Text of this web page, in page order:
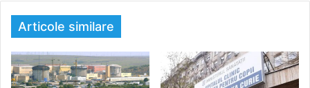
Articole similare